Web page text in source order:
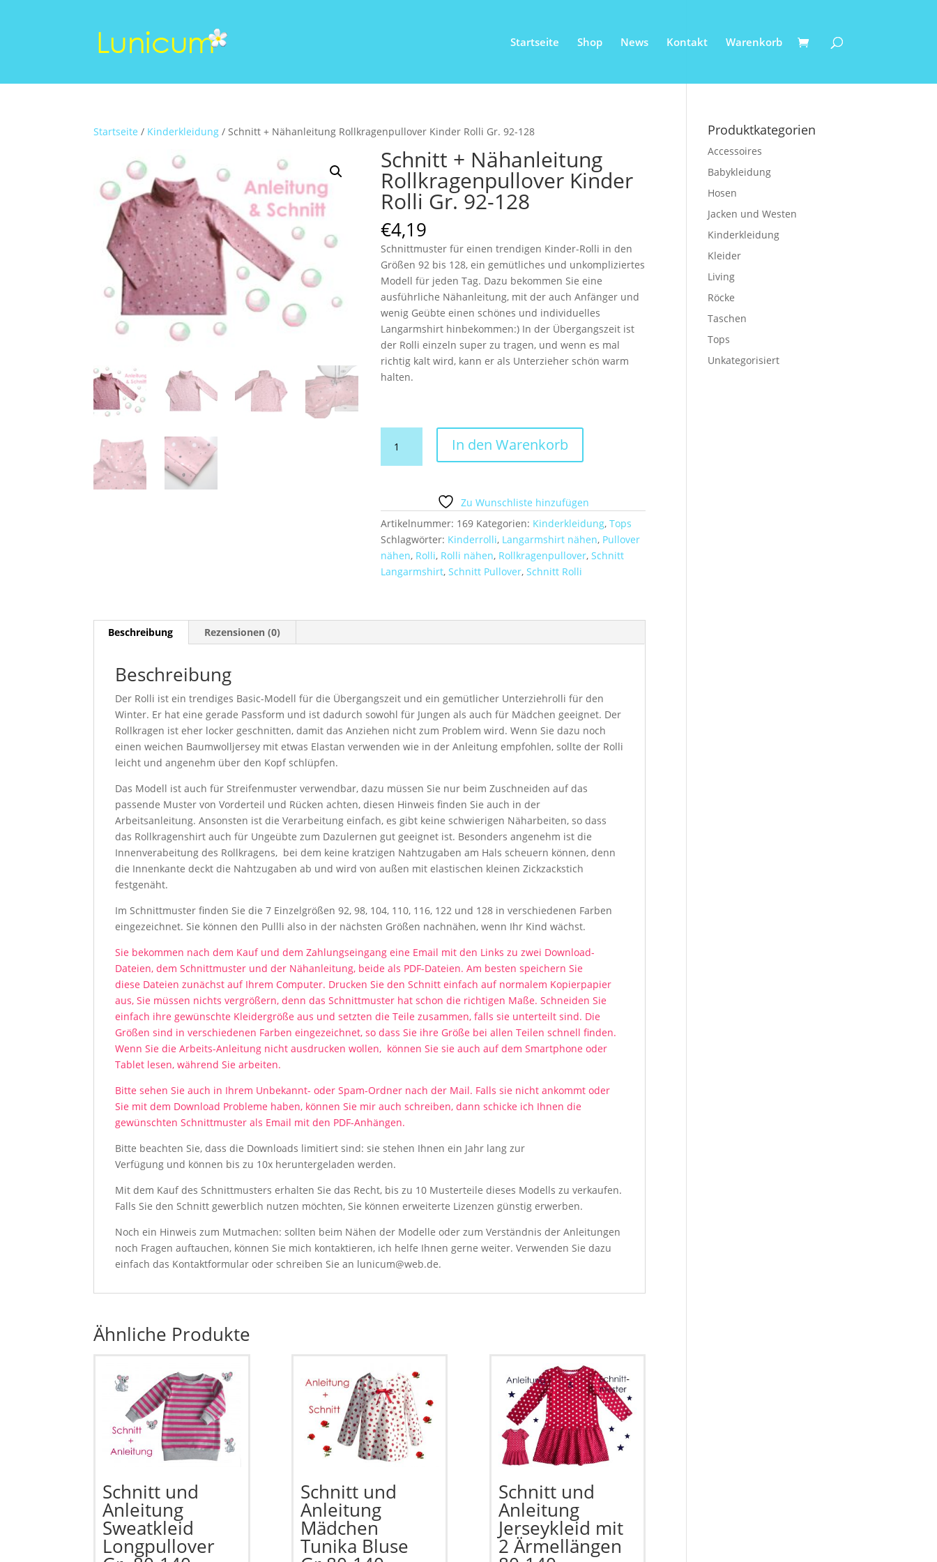
Startseite Shop News Kontakt Warenkorb
Startseite / Kinderkleidung / Schnitt + Nähanleitung Rollkragenpullover Kinder Rolli Gr. 92-128
Schnitt + Nähanleitung
Rollkragenpullover Kinder
Rolli Gr. 92-128
€4,19
Schnittmuster für einen trendigen Kinder-Rolli in den
Größen 92 bis 128, ein gemütliches und unkompliziertes
Modell für jeden Tag. Dazu bekommen Sie eine
ausführliche Nähanleitung, mit der auch Anfänger und
wenig Geübte einen schönes und individuelles
Langarmshirt hinbekommen:) In der Übergangszeit ist
der Rolli einzeln super zu tragen, und wenn es mal
richtig kalt wird, kann er als Unterzieher schön warm
halten.
Nähanleitung
Rolli
Gr.
92-
128
Menge
In den Warenkorb
Zu Wunschliste hinzufügen
Artikelnummer: 169 Kategorien: Kinderkleidung,Tops
Schlagwörter: Kinderrolli, Langarmshirt nähen, Pullover
nähen, Rolli, Rolli nähen, Rollkragenpullover,Schnitt
Langarmshirt,Schnitt Pullover,Schnitt Rolli
Beschreibung Rezensionen (0)
Beschreibung
Der Rolli ist ein trendiges Basic-Modell für die Übergangszeit und ein gemütlicher Unterziehrolli für den
Winter. Er hat eine gerade Passform und ist dadurch sowohl für Jungen als auch für Mädchen geeignet. Der
Rollkragen ist eher locker geschnitten, damit das Anziehen nicht zum Problem wird. Wenn Sie dazu noch
einen weichen Baumwolljersey mit etwas Elastan verwenden wie in der Anleitung empfohlen, sollte der Rolli
leicht und angenehm über den Kopf schlüpfen.
Das Modell ist auch für Streifenmuster verwendbar, dazu müssen Sie nur beim Zuschneiden auf das
passende Muster von Vorderteil und Rücken achten, diesen Hinweis finden Sie auch in der
Arbeitsanleitung. Ansonsten ist die Verarbeitung einfach, es gibt keine schwierigen Näharbeiten, so dass
das Rollkragenshirt auch für Ungeübte zum Dazulernen gut geeignet ist. Besonders angenehm ist die
Innenverabeitung des Rollkragens, bei dem keine kratzigen Nahtzugaben am Hals scheuern können, denn
die Innenkante deckt die Nahtzugaben ab und wird von außen mit elastischen kleinen Zickzackstich
festgenäht.
Im Schnittmuster finden Sie die 7 Einzelgrößen 92, 98, 104, 110, 116, 122 und 128 in verschiedenen Farben
eingezeichnet. Sie können den Pullli also in der nächsten Größen nachnähen, wenn Ihr Kind wächst.
Sie bekommen nach dem Kauf und dem Zahlungseingang eine Email mit den Links zu zwei Download-
Dateien, dem Schnittmuster und der Nähanleitung, beide als PDF-Dateien. Am besten speichern Sie
diese Dateien zunächst auf Ihrem Computer. Drucken Sie den Schnitt einfach auf normalem Kopierpapier
aus, Sie müssen nichts vergrößern, denn das Schnittmuster hat schon die richtigen Maße. Schneiden Sie
einfach ihre gewünschte Kleidergröße aus und setzten die Teile zusammen, falls sie unterteilt sind. Die
Größen sind in verschiedenen Farben eingezeichnet, so dass Sie ihre Größe bei allen Teilen schnell finden.
Wenn Sie die Arbeits-Anleitung nicht ausdrucken wollen, können Sie sie auch auf dem Smartphone oder
Tablet lesen, während Sie arbeiten.
Bitte sehen Sie auch in Ihrem Unbekannt- oder Spam-Ordner nach der Mail. Falls sie nicht ankommt oder
Sie mit dem Download Probleme haben, können Sie mir auch schreiben, dann schicke ich Ihnen die
gewünschten Schnittmuster als Email mit den PDF-Anhängen.
Bitte beachten Sie, dass die Downloads limitiert sind: sie stehen Ihnen ein Jahr lang zur
Verfügung und können bis zu 10x heruntergeladen werden.
Mit dem Kauf des Schnittmusters erhalten Sie das Recht, bis zu 10 Musterteile dieses Modells zu verkaufen.
Falls Sie den Schnitt gewerblich nutzen möchten, Sie können erweiterte Lizenzen günstig erwerben.
Noch ein Hinweis zum Mutmachen: sollten beim Nähen der Modelle oder zum Verständnis der Anleitungen
noch Fragen auftauchen, können Sie mich kontaktieren, ich helfe Ihnen gerne weiter. Verwenden Sie dazu
einfach das Kontaktformular oder schreiben Sie an lunicum@web.de.
Ähnliche Produkte
Schnitt und
Anleitung
Sweatkleid
Longpullover
Schnitt und
Anleitung
Mädchen
Tunika Bluse
Schnitt und
Anleitung
Jerseykleid mit
2 Ärmellängen
Produktkategorien
Accessoires
Babykleidung
Hosen
Jacken und Westen
Kinderkleidung
Kleider
Living
Röcke
Taschen
Tops
Unkategorisiert